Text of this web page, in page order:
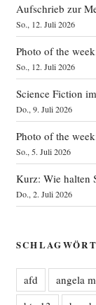
Aufschrieb zur
So., 12. Juli 2026
Photo of the
So., 12. Juli 2026
Science Fiction
Do., 9. Juli 2026
Photo of the
So., 5. Juli 2026
Kurz: Wie halten
Do., 2. Juli 2026
afd angela